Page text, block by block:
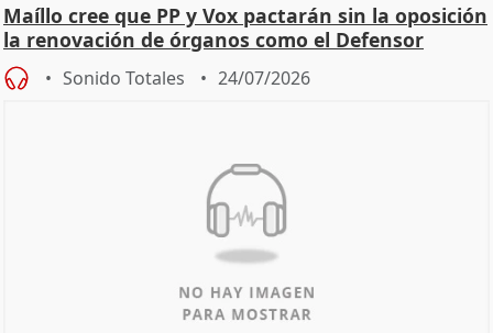
Maíllo cree que PP y Vox pactarán sin la oposición
la renovación de órganos como el Defensor
Sonido Totales 24/07/2026